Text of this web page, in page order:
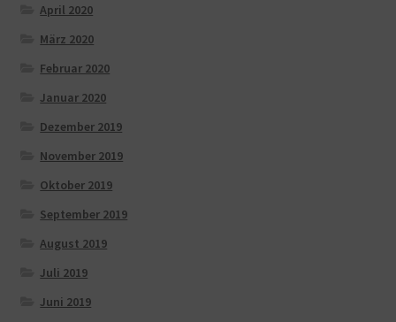
April 2020
März 2020
Februar 2020
Januar 2020
Dezember 2019
November 2019
Oktober 2019
September 2019
August 2019
Juli 2019
Juni 2019